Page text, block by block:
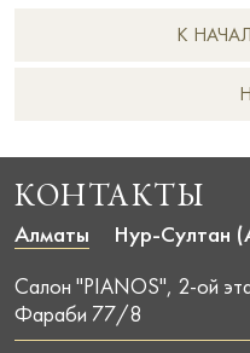
К
КОНТАКТЫ
Алматы Нур-Султан
Салон "PIANOS", 2-ой
Фараби 77/8